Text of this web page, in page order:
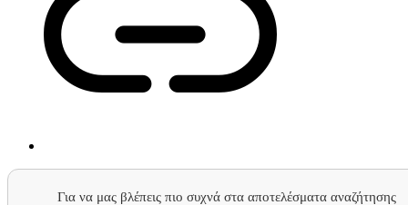
Για να μας βλέπεις πιο συχνά στα αποτελέσματα αναζήτησης